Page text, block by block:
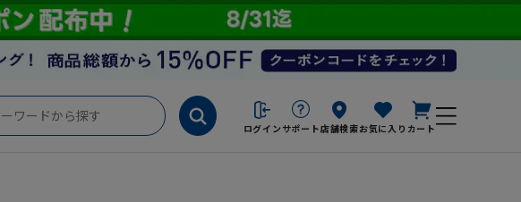
ログイン サポート店舗検索お気に入り カート